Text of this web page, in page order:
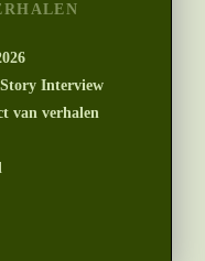
Interview
van verhalen